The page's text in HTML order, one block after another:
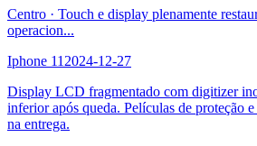
Centro · Touch e display plenamente
operacion...
Iphone 11 2024-12-27
Display LCD fragmentado com digitizer
inferior após queda. Películas de proteção
na entrega.